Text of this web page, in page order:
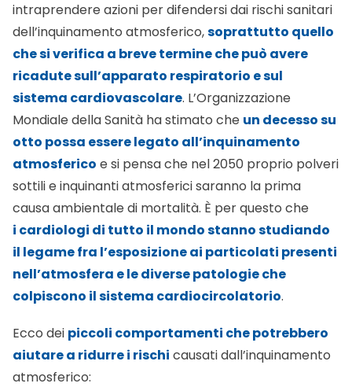
intraprendere azioni per difendersi dai rischi sanitari
dell’inquinamento atmosferico,soprattutto quello
che si verifica a breve termine che può avere
ricadute sull’apparato respiratorio e sul
sistema cardiovascolare. L’Organizzazione
Mondiale della Sanità ha stimato che un decesso su
otto possa essere legato all’inquinamento
atmosferico e si pensa che nel 2050 proprio polveri
sottili e inquinanti atmosferici saranno la prima
causa ambientale di mortalità. È per questo che
i cardiologi di tutto il mondo stanno studiando
il legame fra l’esposizione ai particolati presenti
nell’atmosfera e le diverse patologie che
colpiscono il sistema cardiocircolatorio.
Ecco dei piccoli comportamenti che potrebbero
aiutare a ridurre i rischi causati dall’inquinamento
atmosferico: